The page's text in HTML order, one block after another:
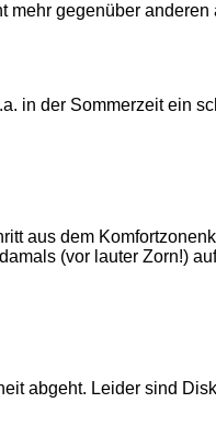
gegenüber anderen
in der Sommerzeit ein
aus dem
(vor lauter Zorn!)
abgeht. Leider sind